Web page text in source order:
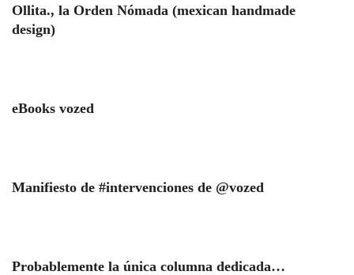
Ollita., la Orden Nómada (mexican handmade
design)
eBooks vozed
Manifiesto de #intervenciones de @vozed
Probablemente la única columna dedicada…